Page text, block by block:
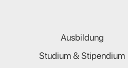
Ausbildung
Studium & Stipendium